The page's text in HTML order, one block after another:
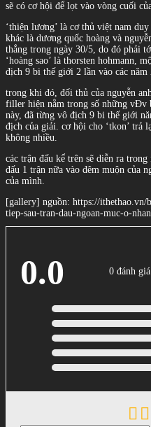
sẽ có cơ hội để lọt vào vòng cuối
‘thiện lương’ là cơ thủ việt nam
khác là dương quốc hoàng và
thắng trong ngày 30/5, do đó phải
‘hoàng sao’ là thorsten hohmann,
địch 9 bi thế giới 2 lần vào các năm
trong khi đó, đối thủ của nguyễn
filler hiện nằm trong số những vĐv
này, đã từng vô địch 9 bi thế giới
địch của giải. cơ hội cho ‘tkon’ trả
không nhiều.
các trận đấu kể trên sẽ diễn ra
đấu 1 trận nữa vào đêm muộn của
của mình.
[gallery] nguồn: https://
tiep-sau-tran-dau-ngoan-muc-o-
0.0 0 đánh giá